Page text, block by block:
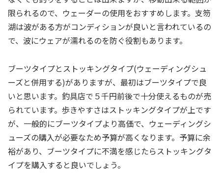
限られるので、ウェーダーの使用をおすすめします。支笏
湖は波がある方がコンディションが良いと言われているの
で、波にウェアが濡れるのを防ぐ役割もあります。
ブーツタイプとストッキングタイプ(ウェーディングシュ
ーズと併用する)がありますが、最初はブーツタイプで良
いと思います。釣具店で５千円前後で十分使えるものが売
られています。歩きやすさはストッキングタイプが上です
が、一般的にブーツタイプより高価で、ウェーディングシ
ューズの購入が必要なため予算が高くなります。予算に余
裕があり、ブーツタイプに不満を感じたらストッキングタ
イプを購入すると良いでしょう。